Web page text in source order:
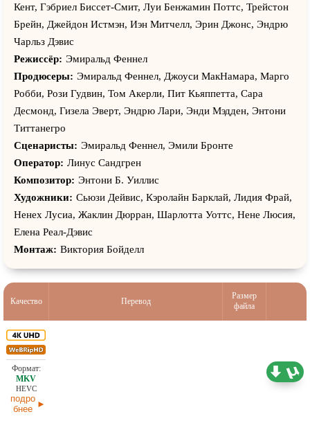
Кент, Гэбриел Биссет-Смит, Луи Бенжамин Поттс, Трейстон
Брейн, Джейдон Истмэн, Иэн Митчелл, Эрин Джонс, Эндрю
Чарльз Дэвис
Режиссёр: Эмиральд Феннел
Продюсеры: Эмиральд Феннел, Джоуси МакНамара, Марго
Робби, Рози Гудвин, Том Акерли, Пит Кьяппетта, Сара
Десмонд, Гизела Эверт, Эндрю Лари, Энди Мэдден, Энтони
Титтанегро
Сценаристы: Эмиральд Феннел, Эмили Бронте
Оператор: Линус Сандгрен
Композитор: Энтони Б. Уиллис
Художники: Сьюзи Дейвис, Кэролайн Барклай, Лидия Фрай,
Ненех Луcиа, Жаклин Дюрран, Шарлотта Уоттс, Нене Люсия,
Елена Реал-Дэвис
Монтаж: Виктория Бойделл
Качество Перевод
Размер
файла
HEVC
подро
бнее